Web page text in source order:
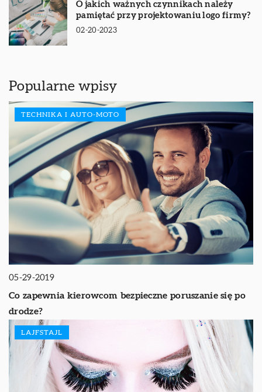
O jakich ważnych czynnikach należy
pamiętać przy projektowaniu logo firmy?
02-20-2023
Popularne wpisy
TECHNIKA I AUTO-MOTO
05-29-2019
Co zapewnia kierowcom bezpieczne poruszanie się po
drodze?
LAJFSTAJL